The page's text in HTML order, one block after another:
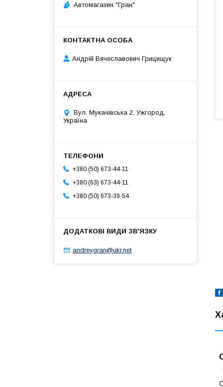
Автомагазин "Гран"
Андрій Вячеславович Грицищук
Вул. Мукачівська 2, Ужгород,
Україна
+380 (50) 673-44-11
+380 (63) 673-44-11
+380 (50) 673-39-54
andreygran@ukr.net